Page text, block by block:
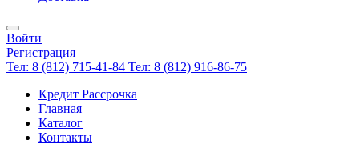
Войти
Регистрация
Тел: 8 (812) 715-41-84 Тел: 8 (812) 916-86-75
Кредит Рассрочка
Главная
Каталог
Контакты